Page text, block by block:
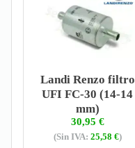
Landi Renzo filtro
UFI FC-30 (14-14
mm)
30,95 €
(Sin IVA: 25,58 €)